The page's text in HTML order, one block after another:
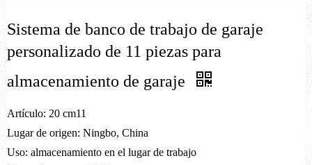
Sistema de banco de trabajo de garaje
personalizado de 11 piezas para
almacenamiento de garaje
Artículo: 20 cm11
Lugar de origen: Ningbo, China
Uso: almacenamiento en el lugar de trabajo